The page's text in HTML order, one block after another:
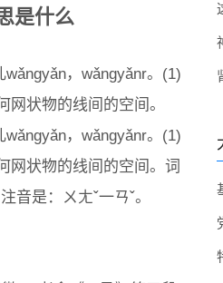
是什么
，wǎngyǎnr。(1)
网状物的线间的空间。
，wǎngyǎnr。(1)
网状物的线间的空间。词
是：ㄨㄤˇ一ㄢˇ。